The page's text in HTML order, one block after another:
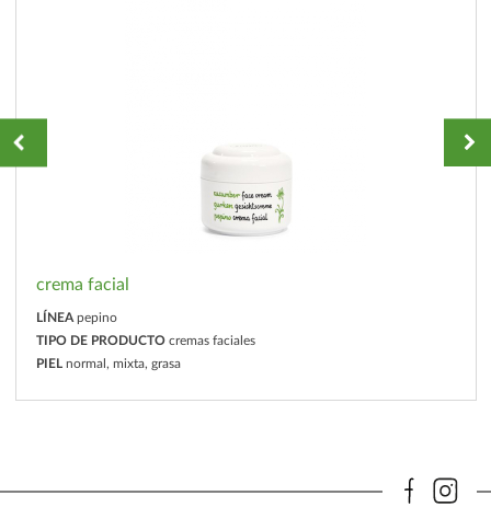
crema facial
LÍNEA pepino
TIPO DE PRODUCTO cremas faciales
PIEL normal, mixta, grasa